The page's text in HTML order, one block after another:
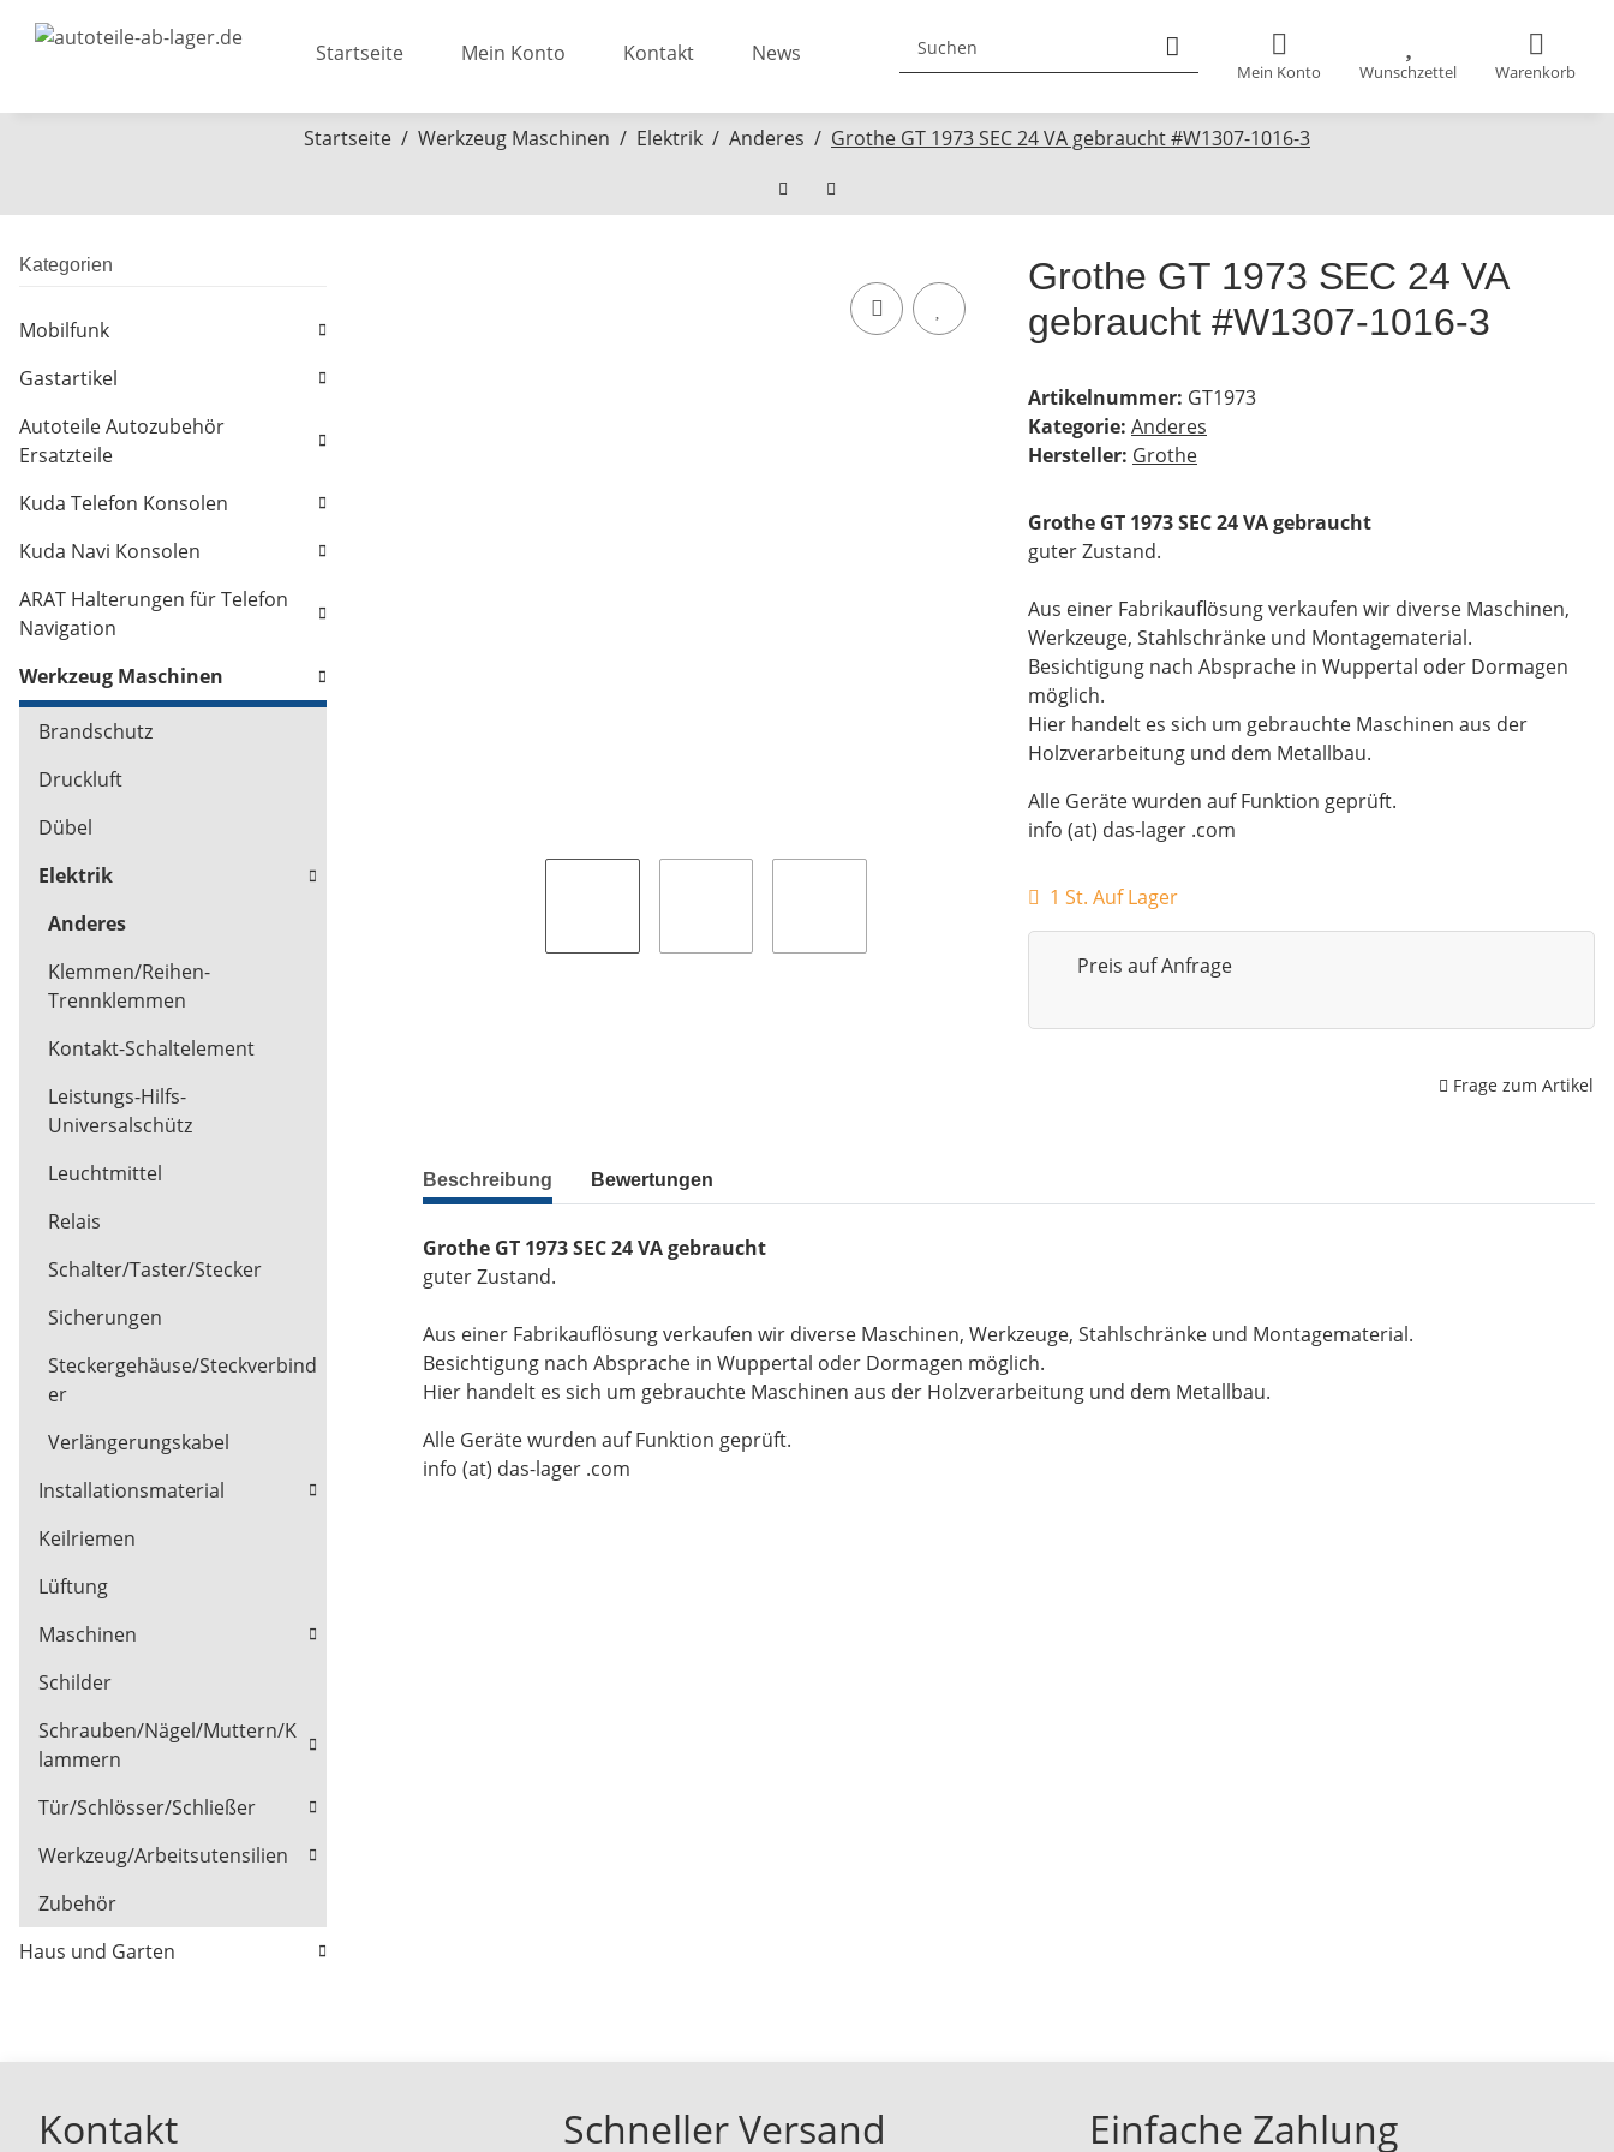
Mein Konto Wunschzettel Warenkorb
Startseite Mein Konto Kontakt News
Startseite Werkzeug Maschinen Elektrik Anderes Grothe GT 1973 SEC 24 VA gebraucht #W1307-1016-3
Grothe GT 1973 SEC 24 VA
gebraucht #W1307-1016-3
Artikelnummer: GT1973
Kategorie: Anderes
Hersteller: Grothe
Grothe GT 1973 SEC 24 VA gebraucht
guter Zustand.
Aus einer Fabrikauflösung verkaufen wir diverse Maschinen,
Werkzeuge, Stahlschränke und Montagematerial.
Besichtigung nach Absprache in Wuppertal oder Dormagen
möglich.
Hier handelt es sich um gebrauchte Maschinen aus der
Holzverarbeitung und dem Metallbau.
Alle Geräte wurden auf Funktion geprüft.
info (at) das-lager .com
1 St. Auf Lager
Preis auf Anfrage
Frage zum Artikel
Beschreibung Bewertungen
Grothe GT 1973 SEC 24 VA gebraucht
guter Zustand.
Aus einer Fabrikauflösung verkaufen wir diverse Maschinen, Werkzeuge, Stahlschränke und Montagematerial.
Besichtigung nach Absprache in Wuppertal oder Dormagen möglich.
Hier handelt es sich um gebrauchte Maschinen aus der Holzverarbeitung und dem Metallbau.
Alle Geräte wurden auf Funktion geprüft.
info (at) das-lager .com
Kategorien
Mobilfunk
Gastartikel
Autoteile Autozubehör
Ersatzteile
Kuda Telefon Konsolen
Kuda Navi Konsolen
ARAT Halterungen für Telefon
Navigation
Werkzeug Maschinen
Brandschutz
Druckluft
Dübel
Elektrik
Anderes
Klemmen/Reihen-
Trennklemmen
Kontakt-Schaltelement
Leistungs-Hilfs-
Universalschütz
Leuchtmittel
Relais
Schalter/Taster/Stecker
Sicherungen
Steckergehäuse/Steckverbind
er
Verlängerungskabel
Installationsmaterial
Keilriemen
Lüftung
Maschinen
Schilder
Schrauben/Nägel/Muttern/K
lammern
Tür/Schlösser/Schließer
Werkzeug/Arbeitsutensilien
Zubehör
Haus und Garten
Kontakt Schneller Versand Einfache Zahlung